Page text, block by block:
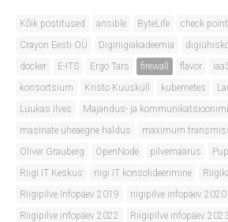
Kõik postitused ansible ByteLife check point
Crayon Eesti OÜ
Digiriigiakadeemia
docker
E-ITS Ergo Tars firewall flavor
konsortsium
Kristo Kuusküll kubernetes
Luukas Ilves
Majandus- ja
masinate üheaegne haldus
maximum
Oliver Grauberg
OpenNode pilvemäärus
Riigi IT Keskus
riigi IT konsolideerimine
Riigipilve Infopäev 2019
riigipilve infopäev 2020
Riigipilve infopäev 2022
Riigipilve infopäev